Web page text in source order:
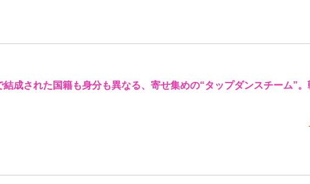
成された国籍も身分も異なる、寄せ集めの“タップダンスチーム”。